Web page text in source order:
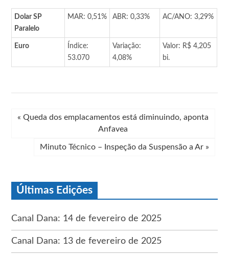
Dolar SP
Paralelo
MAR: 0,51% ABR: 0,33% AC/ANO: 3,29%
Euro
Índice:
53.070
Variação:
4,08%
Valor: R$ 4,205
bi.
« Queda dos emplacamentos está diminuindo, aponta
Anfavea
Minuto Técnico – Inspeção da Suspensão a Ar »
Últimas Edições
Canal Dana: 14 de fevereiro de 2025
Canal Dana: 13 de fevereiro de 2025